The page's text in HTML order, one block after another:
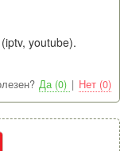
youtube).
Да (0) | Нет (0)